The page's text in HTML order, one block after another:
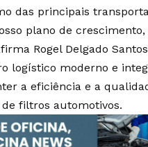
das principais
plano de
Rogel Delgado
logístico moderno e
a eficiência e a
filtros automotivos.